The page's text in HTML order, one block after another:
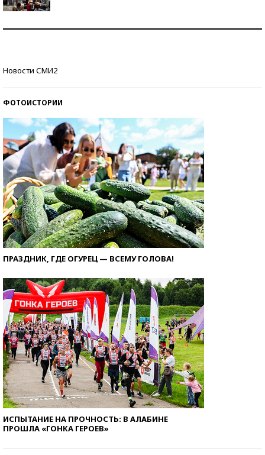
Новости СМИ2
ФОТОИСТОРИИ
ПРАЗДНИК, ГДЕ ОГУРЕЦ — ВСЕМУ ГОЛОВА!
ИСПЫТАНИЕ НА ПРОЧНОСТЬ: В АЛАБИНЕ
ПРОШЛА «ГОНКА ГЕРОЕВ»